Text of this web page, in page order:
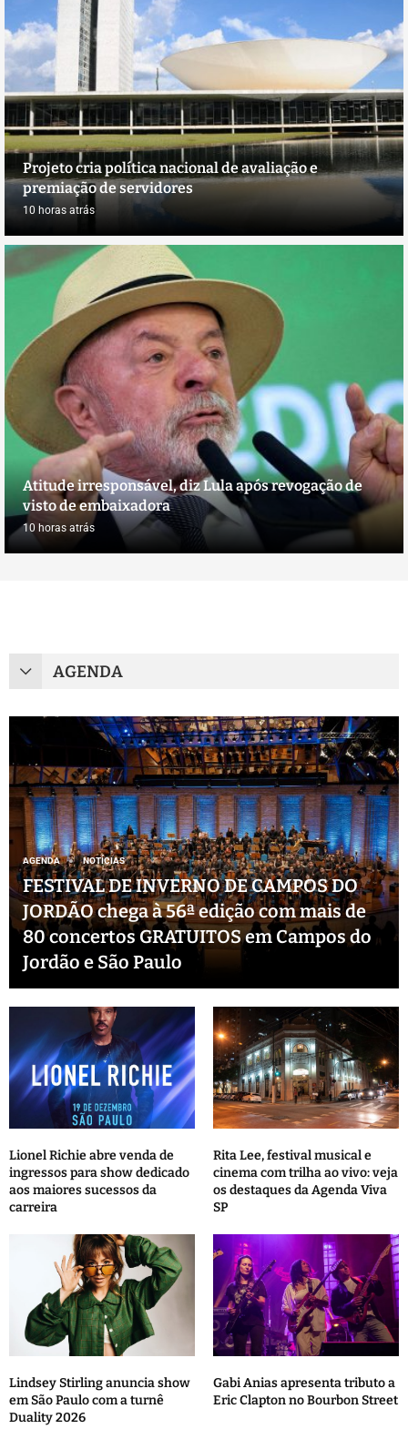
Projeto cria política nacional de avaliação e
premiação de servidores
10 horas atrás
Atitude irresponsável, diz Lula após revogação de
visto de embaixadora
10 horas atrás
AGENDA
AGENDA NOTÍCIAS
FESTIVAL DE INVERNO DE CAMPOS DO
JORDÃO chega à 56ª edição com mais de
80 concertos GRATUITOS em Campos do
Jordão e São Paulo
Lionel Richie abre venda de
ingressos para show dedicado
aos maiores sucessos da
carreira
Rita Lee, festival musical e
cinema com trilha ao vivo: veja
os destaques da Agenda Viva
SP
Lindsey Stirling anuncia show
em São Paulo com a turnê
Duality 2026
Gabi Anias apresenta tributo a
Eric Clapton no Bourbon Street